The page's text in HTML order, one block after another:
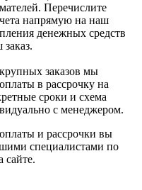
Перечислите
напрямую на наш
денежных средств
заказов мы
в рассрочку на
сроки и схема
с менеджером.
и рассрочки вы
специалистами по
сайте.